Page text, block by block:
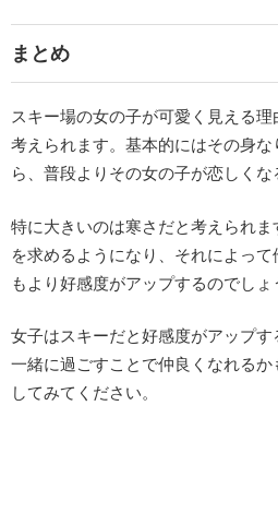
まとめ
スキー場の女の子が可愛く見える
考えられます。基本的にはその身
ら、普段よりその女の子が恋しくな
特に大きいのは寒さだと考えられ
を求めるようになり、それによっ
もより好感度がアップするのでしょ
女子はスキーだと好感度がアップ
一緒に過ごすことで仲良くなれる
してみてください。